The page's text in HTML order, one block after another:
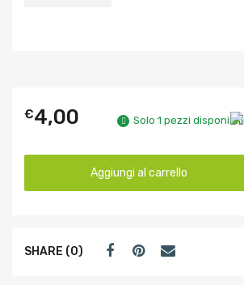
€4,00 Solo 1 pezzi disponibili
Aggiungi al carrello
SHARE (0)